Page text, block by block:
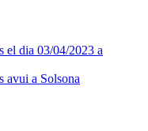
el dia 03/04/2023 a
avui a Solsona